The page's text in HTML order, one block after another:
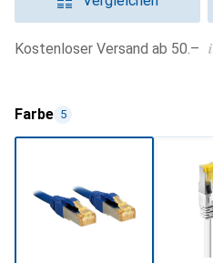
Kostenloser Versand ab 50.– i
Farbe 5